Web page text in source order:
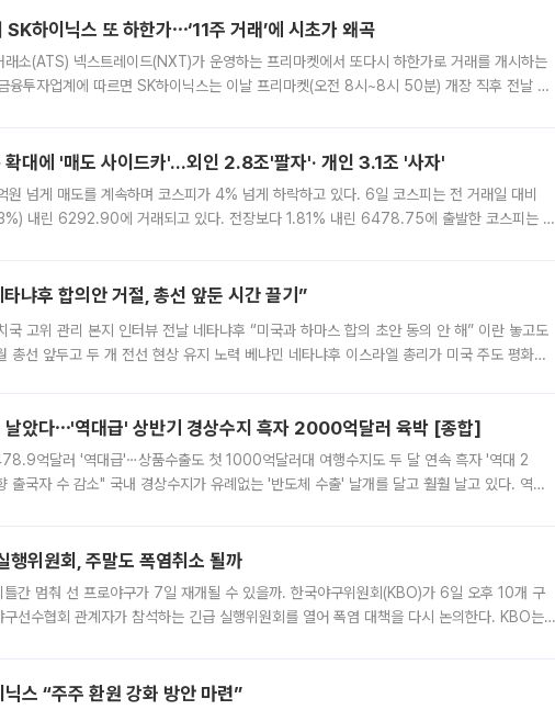
하이닉스 또 하한가⋯‘11주 거래’에 시초가 왜곡
래소(ATS) 넥스트레이드(NXT)가 운영하는 프리마켓에서 또다시 하한가로 거래를 개시하는
융투자업계에 따르면 SK하이닉스는 이날 프리마켓(오전 8시~8시 50분) 개장 직후 전날 정
확대에 '매도 사이드카'…외인 2.8조'팔자'· 개인 3.1조 '사자'
넘게 매도를 계속하며 코스피가 4% 넘게 하락하고 있다. 6일 코스피는 전 거래일 대비
내린 6292.90에 거래되고 있다. 전장보다 1.81% 내린 6478.75에 출발한 코스피는 장
냐후 합의안 거절, 총선 앞둔 시간 끌기”
국 고위 관리 본지 인터뷰 전날 네타냐후 “미국과 하마스 합의 초안 동의 안 해” 이란 놓고도
총선 앞두고 두 개 전선 현상 유지 노력 베냐민 네타냐후 이스라엘 총리가 미국 주도 평화위
날았다⋯'역대급' 상반기 경상수지 흑자 2000억달러 육박 [종합]
억달러 '역대급'⋯상품수출도 첫 1000억달러대 여행수지도 두 달 연속 흑자 '역대 2
출국자 수 감소" 국내 경상수지가 유례없는 '반도체 수출' 날개를 달고 훨훨 날고 있다. 역대
행위원회, 주말도 폭염취소 될까
틀간 멈춰 선 프로야구가 7일 재개될 수 있을까. 한국야구위원회(KBO)가 6일 오후 10개 구
구선수협회 관계자가 참석하는 긴급 실행위원회를 열어 폭염 대책을 다시 논의한다. KBO는
스 “주주 환원 강화 방안 마련”